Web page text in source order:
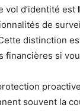
vol d’identité est
de
distinction
financières si
souvent la